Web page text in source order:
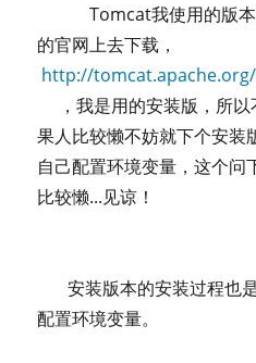
Tomcat我使用的版本
的官网上去下载，
http://
，我是用的安装版，所以
果人比较懒不妨就下个安装
自己配置环境变量，这个问
比较懒...见谅！
安装版本的安装过程也
配置环境变量。